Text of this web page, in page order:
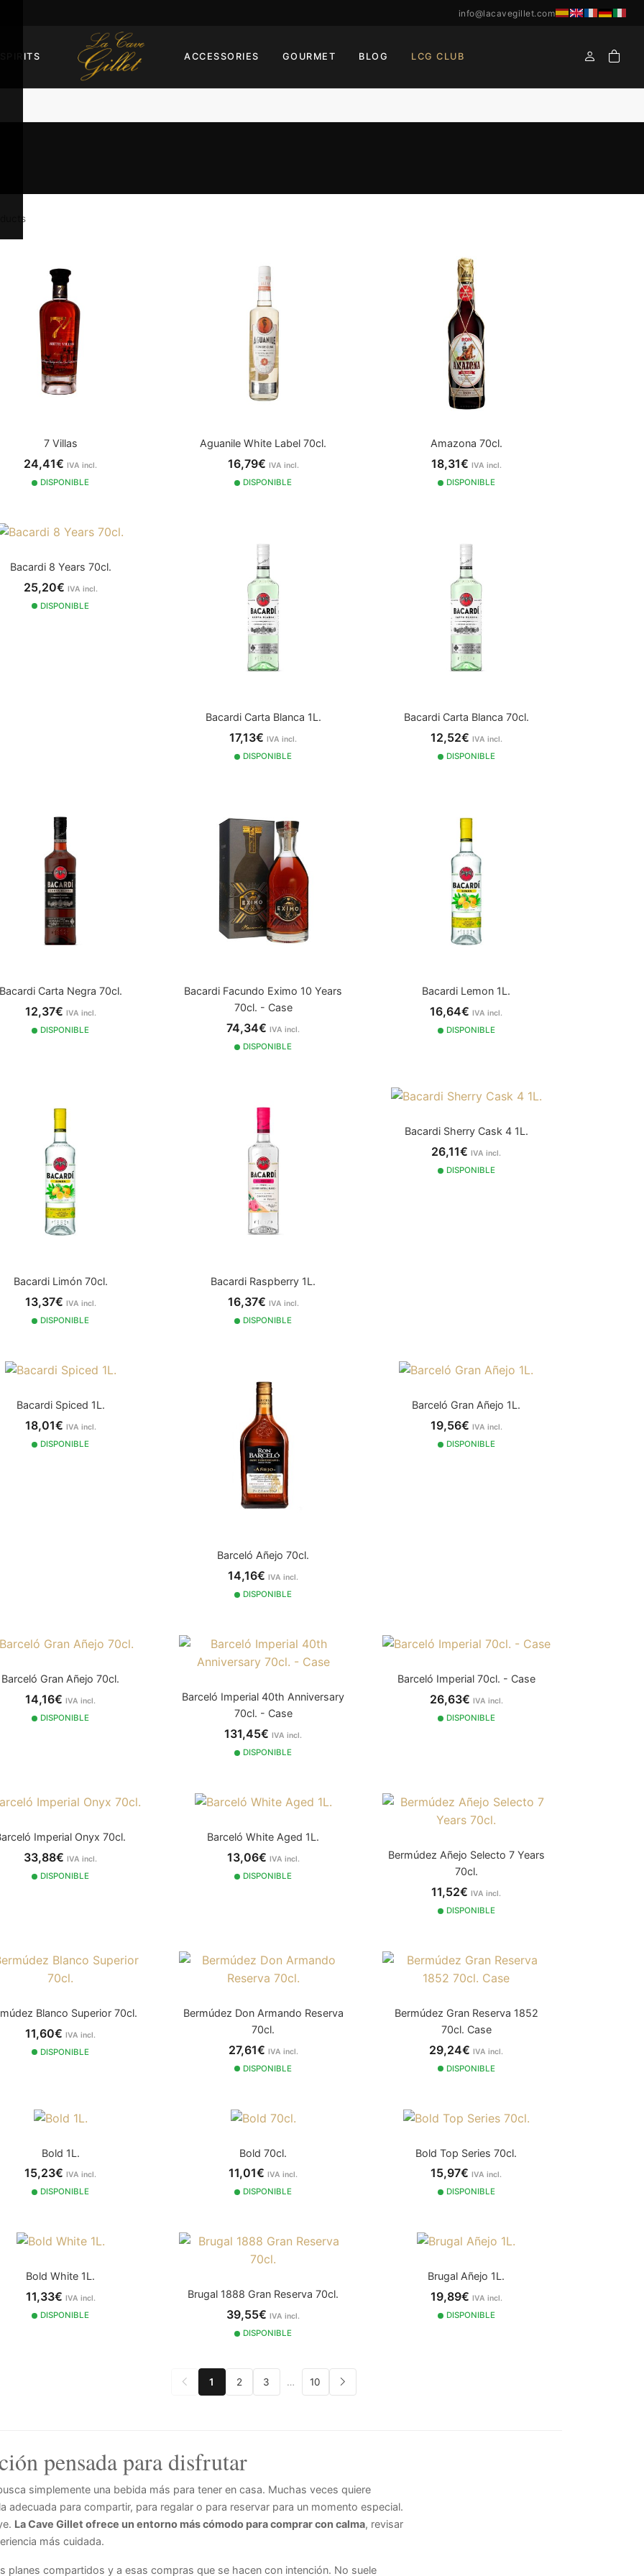
info@lacavegillet.com
SPIRITS ACCESSORIES GOURMET BLOG LCG CLUB
7 Villas
24,41€IVA incl.
DISPONIBLE
Aguanile White Label 70cl.
16,79€ IVA incl.
DISPONIBLE
Amazona 70cl.
18,31€ IVA incl.
DISPONIBLE
Bacardi 8 Years 70cl.
25,20€ IVA incl.
DISPONIBLE
Bacardi Carta Blanca 1L.
17,13€IVA incl.
DISPONIBLE
Bacardi Carta Blanca 70cl.
12,52€ IVA incl.
DISPONIBLE
Carta Negra 70cl.
12,37€ IVA incl.
DISPONIBLE
Bacardi Facundo Eximo 10 Years
70cl. - Case
74,34€IVA incl.
DISPONIBLE
Bacardi Lemon 1L.
16,64€IVA incl.
DISPONIBLE
Bacardi Limón 70cl.
13,37€ IVA incl.
DISPONIBLE
Bacardi Raspberry 1L.
16,37€ IVA incl.
DISPONIBLE
Bacardi Sherry Cask 4 1L.
26,11€IVA incl.
DISPONIBLE
Bacardi Spiced 1L.
18,01€ IVA incl.
DISPONIBLE
Barceló Añejo 70cl.
14,16€IVA incl.
DISPONIBLE
Barceló Gran Añejo 1L.
19,56€ IVA incl.
DISPONIBLE
Barceló Gran Añejo 70cl.
14,16€IVA incl.
DISPONIBLE
Barceló Imperial 40th Anniversary
70cl. - Case
131,45€IVA incl.
DISPONIBLE
Barceló Imperial 70cl. - Case
26,63€ IVA incl.
DISPONIBLE
Imperial Onyx 70cl.
33,88€IVA incl.
DISPONIBLE
Barceló White Aged 1L.
13,06€ IVA incl.
DISPONIBLE
Bermúdez Añejo Selecto 7 Years
70cl.
11,52€IVA incl.
DISPONIBLE
Blanco Superior 70cl.
11,60€IVA incl.
DISPONIBLE
Bermúdez Don Armando Reserva
70cl.
27,61€ IVA incl.
DISPONIBLE
Bermúdez Gran Reserva 1852
70cl. Case
29,24€IVA incl.
DISPONIBLE
Bold 1L.
15,23€IVA incl.
DISPONIBLE
Bold 70cl.
11,01€IVA incl.
DISPONIBLE
Bold Top Series 70cl.
15,97€IVA incl.
DISPONIBLE
Bold White 1L.
11,33€ IVA incl.
DISPONIBLE
Brugal 1888 Gran Reserva 70cl.
39,55€IVA incl.
DISPONIBLE
Brugal Añejo 1L.
19,89€ IVA incl.
DISPONIBLE
1 2 3 … 10
pensada para disfrutar
simplemente una bebida más para tener en casa. Muchas veces quiere
adecuada para compartir, para regalar o para reservar para un momento especial.
La Cave Gillet ofrece un entorno más cómodo para comprar con calma, revisar
más cuidada.
planes compartidos y a esas compras que se hacen con intención. No suele